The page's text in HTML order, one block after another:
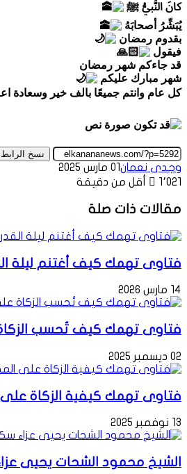
كانَ النَّبيُّ ﷺ
يُبَشِّرُ أصحابَهُ
بقدوم رمضان
فيقول
قد جاءكم شهر رمضان
شهر مبارك عليكم
كل عام وانتم جميعًا بالف خير وسعادة
نسخ الرابط
وجدى نعمان01 مارس 2025
1٬021
أقل من دقيقة
مقالات ذات صلة
فتاوى تهمك كيف أغتنم ليلة
14 مارس 2026
فتاوى تهمك كيف تُحسب الزكاة
02 ديسمبر 2025
فتاوى تهمك كيفية الزكاة على
13 نوفمبر 2025
الشيخ محمود الشحات يحيى